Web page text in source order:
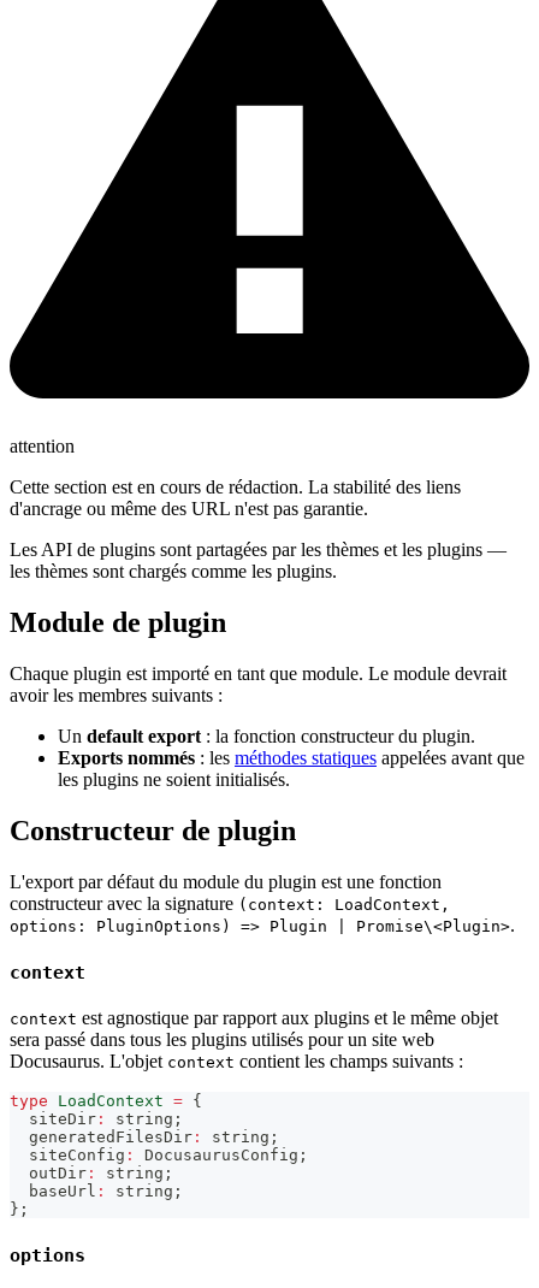
attention
Cette section est en cours de rédaction. La stabilité des liens
d'ancrage ou même des URL n'est pas garantie.
Les API de plugins sont partagées par les thèmes et les plugins —
les thèmes sont chargés comme les plugins.
Module de plugin
Chaque plugin est importé en tant que module. Le module devrait
avoir les membres suivants :
Un default export : la fonction constructeur du plugin.
Exports nommés : les méthodes statiques appelées avant que
les plugins ne soient initialisés.
Constructeur de plugin
L'export par défaut du module du plugin est une fonction
constructeur avec la signature (context: LoadContext,
options: PluginOptions) => Plugin | Promise\<Plugin>.
context
context est agnostique par rapport aux plugins et le même objet
sera passé dans tous les plugins utilisés pour un site web
Docusaurus. L'objet context contient les champs suivants :
type LoadContext = {
  siteDir
: string ;
  generatedFilesDir
: string ;
  siteConfig
: DocusaurusConfig ;
  outDir
: string ;
  baseUrl
: string ;
} ;
options